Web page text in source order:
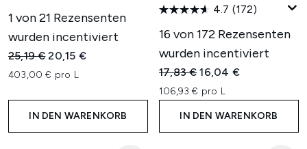
1 von 21 Rezensenten
wurden incentiviert
Unverbindliche Preisempfehlung:
25,19 €Aktueller Preis:
20,15 €
403,00 € pro L
IN DEN WARENKORB
4.7 (172)
16 von 172 Rezensenten
wurden incentiviert
Unverbindliche
17,83 €Aktueller Preis:
16,04 €
106,93 € pro L
IN DEN WARENKORB